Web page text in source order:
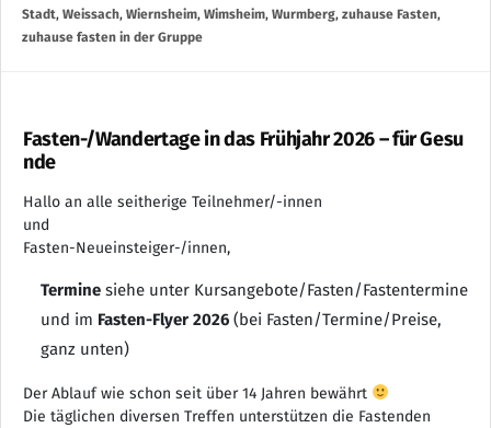
Stadt, Weissach, Wiernsheim, Wimsheim, Wurmberg, zuhause Fasten,
zuhause fasten in der Gruppe
Fasten-/Wandertage in das Frühjahr 2026 – für Gesu
nde
Hallo an alle seitherige Teilnehmer/-innen
und
Fasten-Neueinsteiger-/innen,
Termine siehe unter Kursangebote/Fasten/Fastentermine
und im Fasten-Flyer 2026 (bei Fasten/Termine/Preise,
ganz unten)
Der Ablauf wie schon seit über 14 Jahren bewährt
Die täglichen diversen Treffen unterstützen die Fastenden